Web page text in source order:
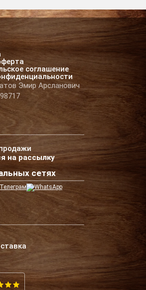
соглашение
Эмир Арсланович
на рассылку
сетях